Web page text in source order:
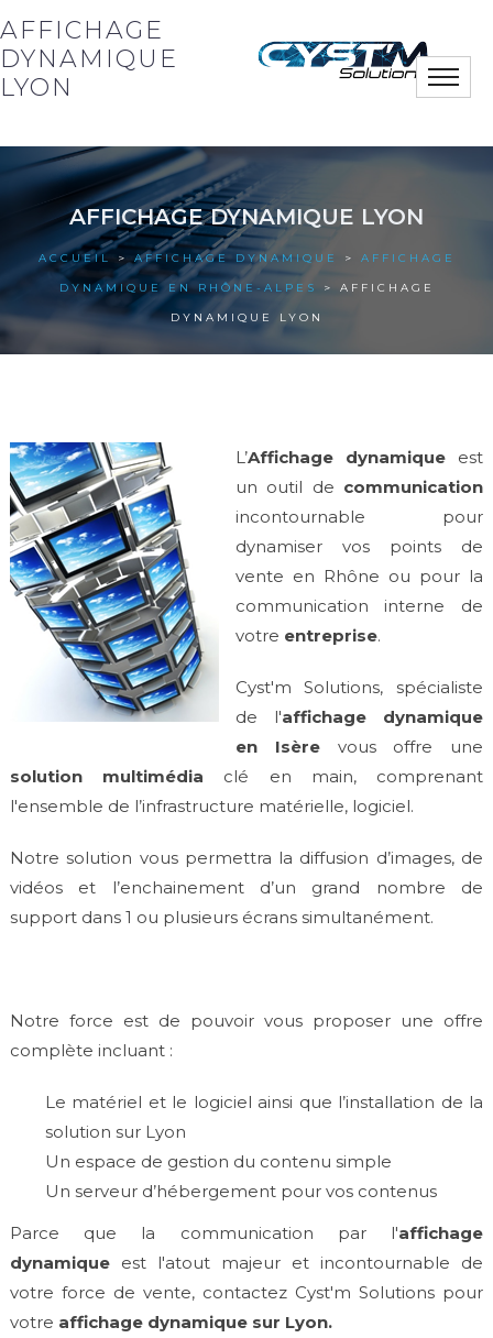
AFFICHAGE
DYNAMIQUE
LYON
Notre société
Nos solutions
Nos actus
Nos références
Toggle
AFFICHAGE DYNAMIQUE LYON
ACCUEIL > AFFICHAGE DYNAMIQUE > AFFICHAGE
DYNAMIQUE EN RHÔNE-ALPES > AFFICHAGE
DYNAMIQUE LYON
L’Affichage dynamique est
un outil de communication
incontournable pour
dynamiser vos points de
vente en Rhône ou pour la
communication interne de
votre entreprise.
Cyst'm Solutions, spécialiste
de l'affichage dynamique
en Isèrevous offre une
solution multimédia clé en main, comprenant
l'ensemble de l’infrastructure matérielle, logiciel.
Notre solution vous permettra la diffusion d’images, de
vidéos et l’enchainement d’un grand nombre de
support dans 1 ou plusieurs écrans simultanément.
Notre force est de pouvoir vous proposer une offre
complète incluant :
Le matériel et le logiciel ainsi que l’installation de la
solution sur Lyon
Un espace de gestion du contenu simple
Un serveur d’hébergement pour vos contenus
Parce que la communication par l'affichage
dynamiqueest l'atout majeur et incontournable de
votre force de vente, contactez Cyst'm Solutions pour
votre affichage dynamique sur Lyon.